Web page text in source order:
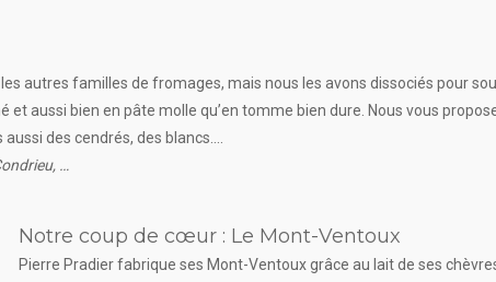
autres familles de fromages, mais nous les avons dissociés pour
aussi bien en pâte molle qu’en tomme bien dure. Nous vous
des cendrés, des blancs….
…
Notre coup de cœur : Le Mont-Ventoux
Pierre Pradier fabrique ses Mont-Ventoux grâce au lait de ses